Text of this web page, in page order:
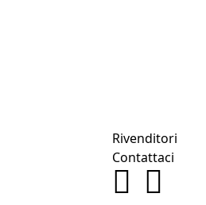
Rivenditori
Contattaci